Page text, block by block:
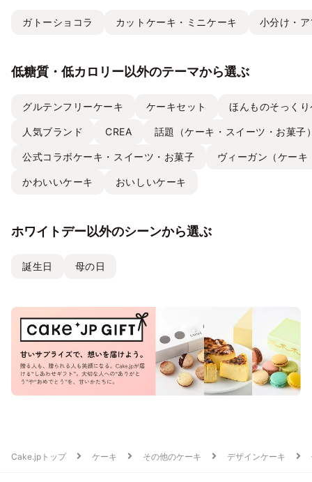
ガトーショコラ カットケーキ・ミニケーキ 小分け・
低糖質・低カロリー以外のテーマから選ぶ
グルテンフリーケーキ ケーキセット ほんものそっく
人気ブランド CREA 話題（ケーキ・スイーツ・お菓子
公式コラボケーキ・スイーツ・お菓子 ヴィーガン（ケー
かわいいケーキ おいしいケーキ
ホワイトデー以外のシーンから選ぶ
誕生日 母の日
Cake.jpトップ ケーキ その他のケーキ デザインケーキ